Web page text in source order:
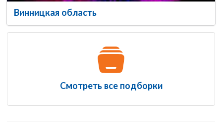
Винницкая область
Смотреть все подборки